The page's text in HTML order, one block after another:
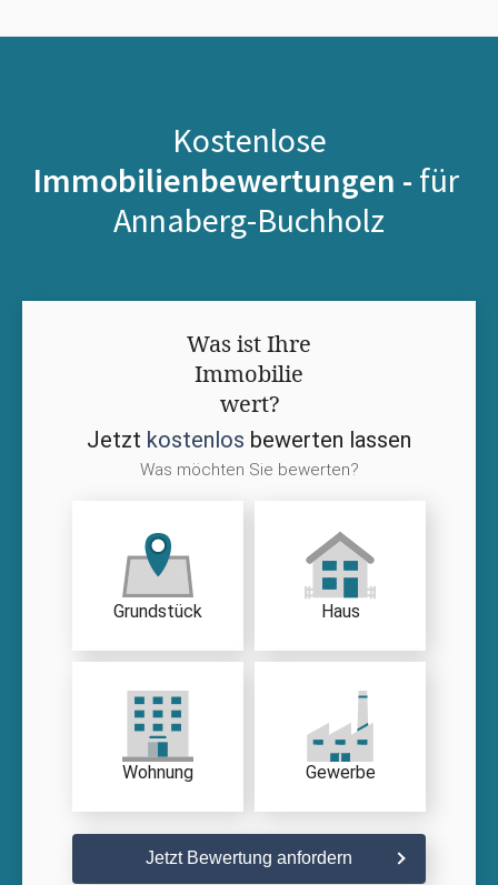
Kostenlose
Immobilienbewertungen - für
Annaberg-Buchholz
Was ist Ihre
Immobilie
wert?
Jetzt kostenlos bewerten lassen
Was möchten Sie bewerten?
Grundstück Haus
Wohnung Gewerbe
Jetzt Bewertung anfordern